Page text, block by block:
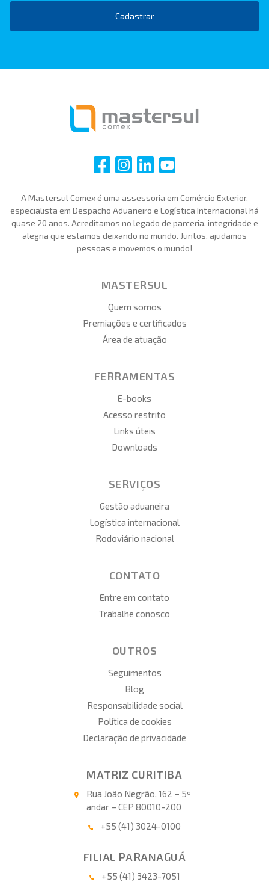
Cadastrar
i i i i
A Mastersul Comex é uma assessoria em Comércio Exterior,
especialista em Despacho Aduaneiro e Logística Internacional há
quase 20 anos. Acreditamos no legado de parceria, integridade e
alegria que estamos deixando no mundo. Juntos, ajudamos
pessoas e movemos o mundo!
MASTERSUL
Quem somos
Premiações e certificados
Área de atuação
FERRAMENTAS
E-books
Acesso restrito
Links úteis
Downloads
SERVIÇOS
Gestão aduaneira
Logística internacional
Rodoviário nacional
CONTATO
Entre em contato
Trabalhe conosco
OUTROS
Seguimentos
Blog
Responsabilidade social
Política de cookies
Declaração de privacidade
MATRIZ CURITIBA
Rua João Negrão, 162 – 5º
andar – CEP 80010-200
+55 (41) 3024-0100
FILIAL PARANAGUÁ
+55 (41) 3423-7051